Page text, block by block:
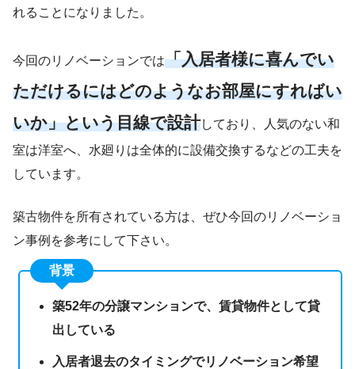
れることになりました。
今回のリノベーションでは「入居者様に喜んでい
ただけるにはどのようなお部屋にすればい
いか」という目線で設計しており、人気のない和
室は洋室へ、水廻りは全体的に設備交換するなどの工夫を
しています。
築古物件を所有されている方は、ぜひ今回のリノベーショ
ン事例を参考にして下さい。
背景
築52年の分譲マンションで、賃貸物件として貸
出している
入居者退去のタイミングでリノベーション希望